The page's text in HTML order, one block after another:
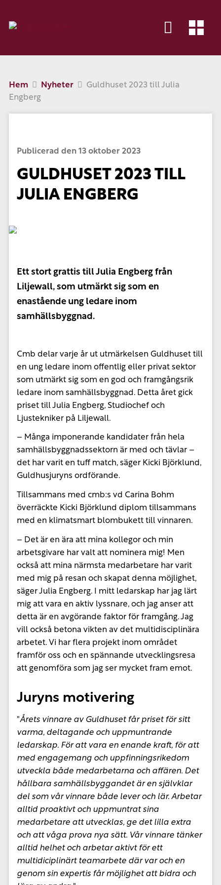
Hem Nyheter
Guldhuset 2023 till Julia
Engberg
Publicerad den 13 oktober 2023
GULDHUSET 2023 TILL
JULIA ENGBERG
Ett stort grattis till Julia Engberg från
Liljewall, som utmärkt sig som en
enastående ung ledare inom
samhällsbyggnad.
Cmb delar varje år ut utmärkelsen Guldhuset till
en ung ledare inom offentlig eller privat sektor
som utmärkt sig som en god och framgångsrik
ledare inom samhällsbyggnad. Detta året gick
priset till Julia Engberg, Studiochef och
Ljustekniker på Liljewall.
– Många imponerande kandidater från hela
samhällsbyggnadssektorn är med och tävlar –
det har varit en tuff match, säger Kicki Björklund,
Guldhusjuryns ordförande.
Tillsammans med cmb:s vd Carina Bohm
överräckte Kicki Björklund diplom tillsammans
med en klimatsmart blombukett till vinnaren.
– Det är en ära att mina kollegor och min
arbetsgivare har valt att nominera mig! Men
också att mina närmsta medarbetare har varit
med mig på resan och skapat denna möjlighet,
säger Julia Engberg. I mitt ledarskap har jag lärt
mig att vara en aktiv lyssnare, och jag anser att
detta är en avgörande faktor för framgång. Jag
vill också betona vikten av det multidisciplinära
arbetet. Vi har flera projekt inom området
framför oss och en spännande utvecklingsresa
att genomföra som jag ser mycket fram emot.
Juryns motivering
"Årets vinnare av Guldhuset får priset för sitt
varma, deltagande och uppmuntrande
ledarskap. För att vara en enande kraft, för att
med engagemang och uppfinningsrikedom
utveckla både medarbetarna och affären. Det
hållbara samhällsbyggandet är en självklar
del som vår vinnare både lever och lär.Arbetar
alltid proaktivt och uppmuntrat sina
medarbetare att utvecklas, ge det lilla extra
och att våga prova nya sätt. Vår vinnare tänker
alltid helhet och arbetar aktivt för ett
multidiciplinärt teamarbete där var och en
genom sin expertis får möjlighet att bidra och